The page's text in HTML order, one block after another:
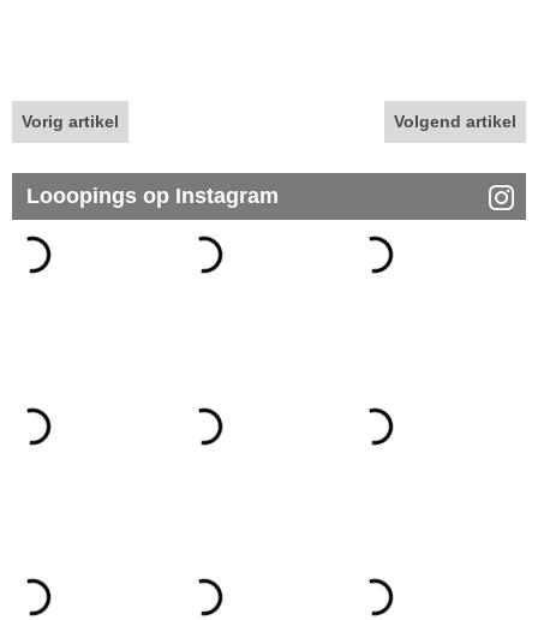
Vorig artikel Volgend artikel
Looopings op Instagram